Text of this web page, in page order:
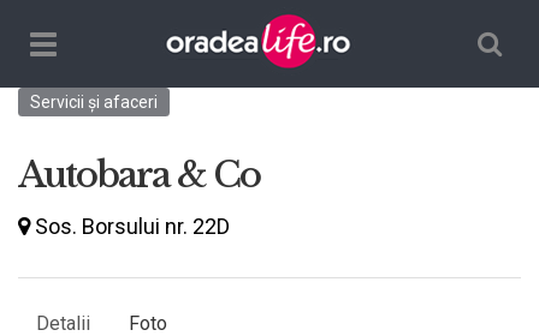
TPL_ORADEALIFE_TOGGLE_NAVIGATION
Servicii și afaceri
Autobara & Co
Sos. Borsului nr. 22D
Detalii Foto